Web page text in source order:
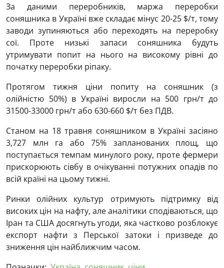
За даними переробників, маржа переробки
соняшника в Україні вже складає мінус 20-25 $/т, тому
заводи зупиняються або переходять на переробку
сої. Проте низькі запаси соняшника будуть
утримувати попит на нього на високому рівні до
початку переробки ріпаку.
Протягом тижня ціни попиту на соняшник (з
олійністю 50%) в Україні виросли на 500 грн/т до
31500-33000 грн/т або 630-660 $/т без ПДВ.
Станом на 18 травня соняшником в Україні засіяно
3,727 млн га або 75% запланованих площ, що
поступається темпам минулого року, проте фермери
прискорюють сівбу в очікуванні потужних опадів по
всій країні на цьому тижні.
Ринки олійних культур отримують підтримку від
високих цін на нафту, але аналітики сподіваються, що
Іран та США досягнуть угоди, яка частково розблокує
експорт нафти з Перської затоки і призведе до
зниження цін найближчим часом.